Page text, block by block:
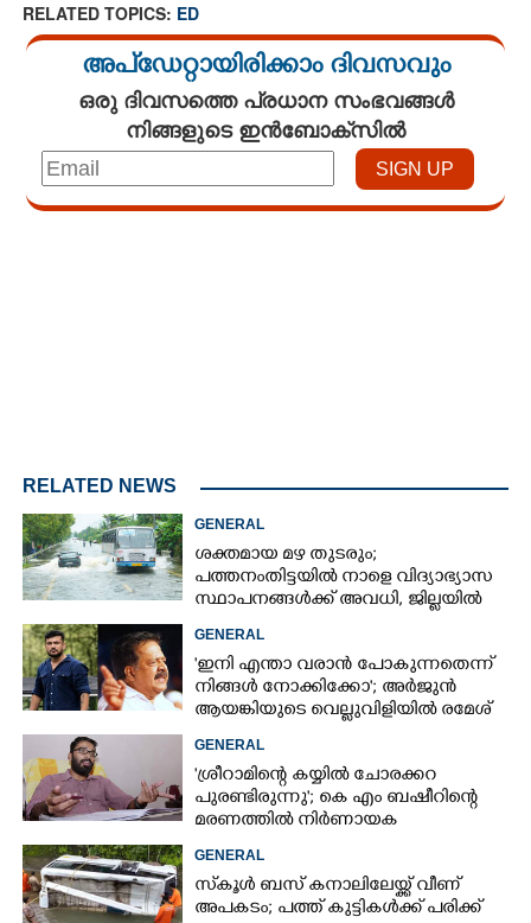
RELATED TOPICS: ED
അപ്ഡേറ്റായിരിക്കാം ദിവസവും
ഒരു ദിവസത്തെ പ്രധാന സംഭവങ്ങൾ
നിങ്ങളുടെ ഇൻബോക്സിൽ
RELATED NEWS
GENERAL
ശക്തമായ മഴ തുടരും;
പത്തനംതിട്ടയിൽ നാളെ വിദ്യാഭ്യാസ
സ്ഥാപനങ്ങൾക്ക് അവധി,​ ജില്ലയിൽ
ഇന്ന് റെ‌ഡും നാളെ ഓറഞ്ചും അലർട്ട്
GENERAL
'ഇനി എന്താ വരാൻ പോകുന്നതെന്ന്
നിങ്ങൾ നോക്കിക്കോ'; അർജുൻ
ആയങ്കിയുടെ വെല്ലുവിളിയിൽ രമേശ്
ചെന്നിത്തല
GENERAL
'ശ്രീറാമിന്റെ കയ്യിൽ ചോരക്കറ
പുരണ്ടിരുന്നു'; കെ എം ബഷീറിന്റെ
മരണത്തിൽ നിർണായക
മൊഴിയുമായി ദൃക്‌സാക്ഷി
GENERAL
സ്‌കൂൾ ബസ് കനാലിലേയ്ക്ക് വീണ്
അപകടം; പത്ത് കുട്ടികൾക്ക് പരിക്ക്